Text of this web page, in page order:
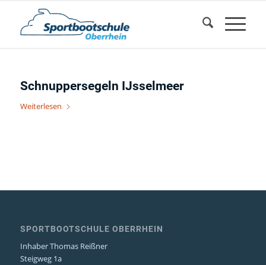
Schnuppersegeln IJsselmeer
Weiterlesen
SPORTBOOTSCHULE OBERRHEIN
Inhaber Thomas Reißner
Steigweg 1a